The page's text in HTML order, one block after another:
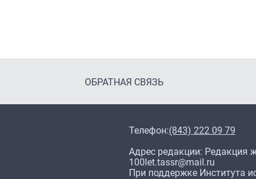
ОБРАТНАЯ СВЯЗЬ
Телефон:(843) 222 09 79
Адрес редакции: Редакция
100let.tassr@mail.ru
При поддержке Института